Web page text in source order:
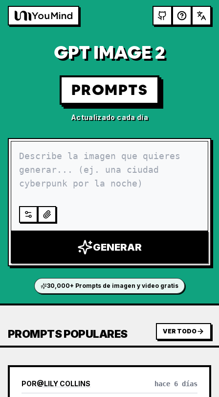
GPT IMAGE 2
PROMPTS
Actualizado cada día
GENERAR
30,000+ Prompts de imagen y video gratis
PROMPTS POPULARES VER TODO
POR@LILY COLLINS hace 6 días